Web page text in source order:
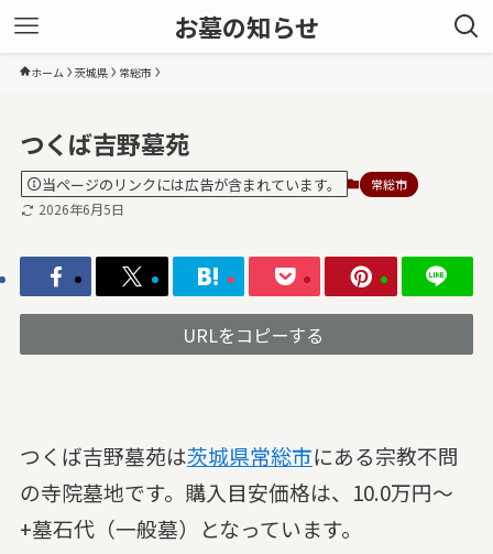
お墓の知らせ
ホーム 茨城県 常総市
つくば吉野墓苑
当ページのリンクには広告が含まれています。 常総市
2026年6月5日
URLをコピーする
つくば吉野墓苑は茨城県常総市にある宗教不問
の寺院墓地です。購入目安価格は、10.0万円～
+墓石代（一般墓）となっています。